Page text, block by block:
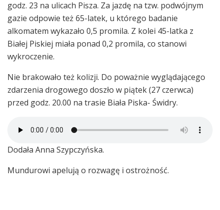
godz. 23 na ulicach Pisza. Za jazdę na tzw. podwójnym
gazie odpowie też 65-latek, u którego badanie
alkomatem wykazało 0,5 promila. Z kolei 45-latka z
Białej Piskiej miała ponad 0,2 promila, co stanowi
wykroczenie.
Nie brakowało też kolizji. Do poważnie wyglądającego
zdarzenia drogowego doszło w piątek (27 czerwca)
przed godz. 20.00 na trasie Biała Piska- Świdry.
Dodała Anna Szypczyńska.
Mundurowi apelują o rozwagę i ostrożność.